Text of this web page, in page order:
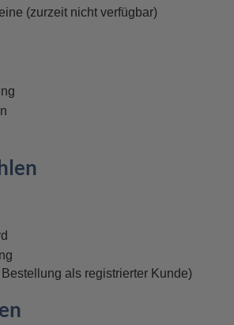
(zurzeit nicht verfügbar)
als registrierter Kunde)